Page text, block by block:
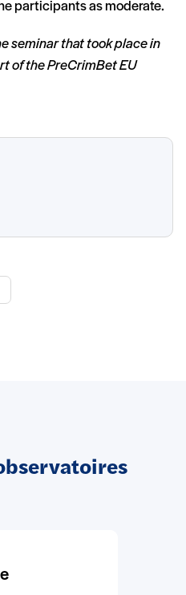
participants as moderate.
seminar that took place in
of the PreCrimBet EU